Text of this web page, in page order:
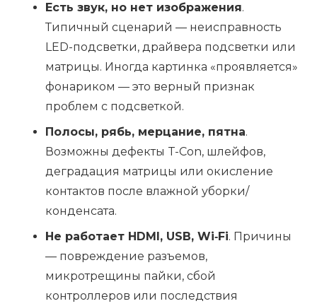
Есть звук, но нет изображения.
Типичный сценарий — неисправность
LED-подсветки, драйвера подсветки или
матрицы. Иногда картинка «проявляется»
фонариком — это верный признак
проблем с подсветкой.
Полосы, рябь, мерцание, пятна.
Возможны дефекты T-Con, шлейфов,
деградация матрицы или окисление
контактов после влажной уборки/
конденсата.
Не работает HDMI, USB, Wi‑Fi. Причины
— повреждение разъемов,
микротрещины пайки, сбой
контроллеров или последствия